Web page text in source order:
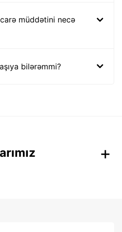
müddətini necə
bilərəmmi?